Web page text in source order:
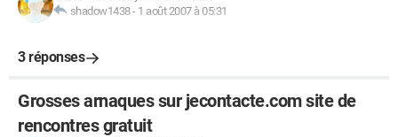
shadow1438- 1 août 2007 à 05:31
3 réponses
Grosses arnaques sur jecontacte.com site de
rencontres gratuit